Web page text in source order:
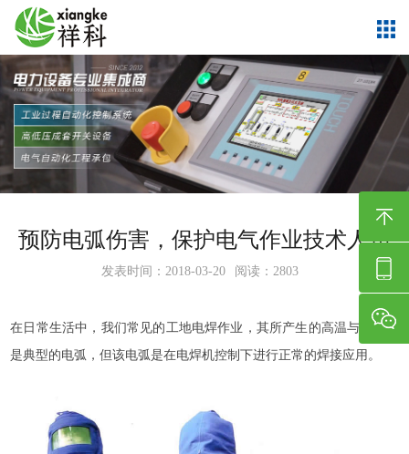
预防电弧伤害，保护电气作业技术人员
发表时间：2018-03-20 阅读：2803
在日常生活中，我们常见的工地电焊作业，其所产生的高温与强光就
是典型的电弧，但该电弧是在电焊机控制下进行正常的焊接应用。